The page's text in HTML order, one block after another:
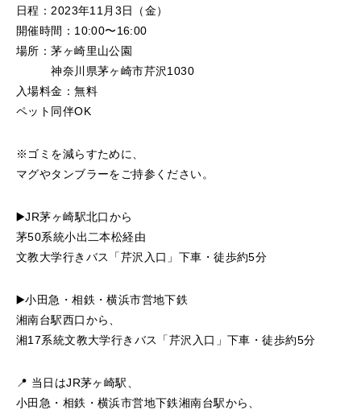
日程：2023年11月3日（金）
開催時間：10:00〜16:00
場所：茅ヶ崎里山公園
神奈川県茅ヶ崎市芹沢1030
入場料金：無料
ペット同伴OK
※ゴミを減らすために、
マグやタンブラーをご持参ください。
▶️JR茅ヶ崎駅北口から
茅50系統小出二本松経由
文教大学行きバス「芹沢入口」下車・徒歩約5分
▶️小田急・相鉄・横浜市営地下鉄
湘南台駅西口から、
湘17系統文教大学行きバス「芹沢入口」下車・徒歩約5分
📍 当日はJR茅ヶ崎駅、
小田急・相鉄・横浜市営地下鉄湘南台駅から、